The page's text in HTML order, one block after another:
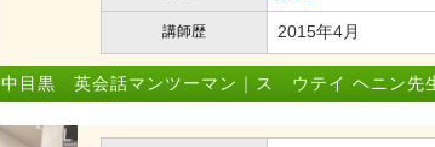
講師歴 2015年4月
中目黒 英会話マンツーマン｜ス ウテイ ヘニン先